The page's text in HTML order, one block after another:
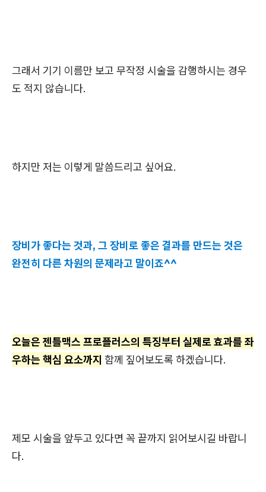
그래서 기기 이름만 보고 무작정 시술을 감행하시는 경우
도 적지 않습니다.
하지만 저는 이렇게 말씀드리고 싶어요.
장비가 좋다는 것과, 그 장비로 좋은 결과를 만드는 것은
완전히 다른 차원의 문제라고 말이죠^^
오늘은 젠틀맥스 프로플러스의 특징부터 실제로 효과를 좌
우하는 핵심 요소까지 함께 짚어보도록 하겠습니다.
제모 시술을 앞두고 있다면 꼭 끝까지 읽어보시길 바랍니
다.